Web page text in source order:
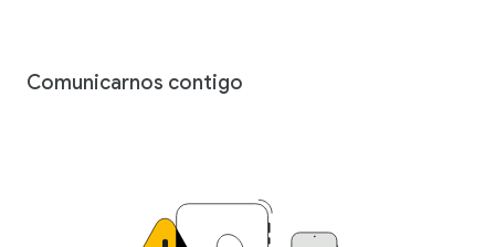
Comunicarnos contigo